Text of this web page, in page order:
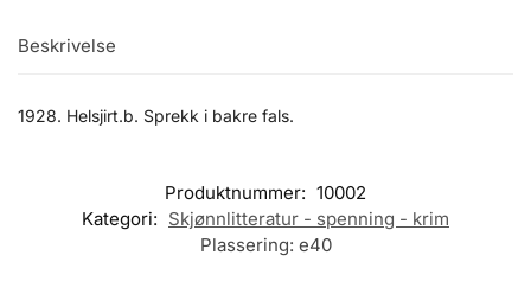
Beskrivelse
1928. Helsjirt.b. Sprekk i bakre fals.
Produktnummer: 10002
Kategori: Skjønnlitteratur - spenning - krim
Plassering: e40